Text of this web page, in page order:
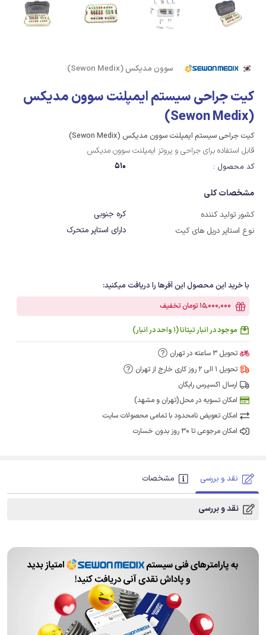
سوون مدیکس (Sewon Medix)
کیت جراحی سیستم ایمپلنت سوون مدیکس
(Sewon Medix)
کیت جراحی سیستم ایمپلنت سوون مدیکس (Sewon Medix)
قابل استفاده برای جراحی و پروتز ایمپلنت سوون مدیکس
کد محصول :
510
مشخصات کلی
کشور تولید کننده
کره جنوبی
نوع استاپر دریل های کیت
دارای استاپر متحرک
با خرید این محصول این آفرها را دریافت میکنید:
15,000,000 تومان تخفیف
موجود در انبار تیتانا (1 واحد در انبار)
تحویل 3 ساعته در تهران
تحویل 1 الی 2 روز کاری خارج از تهران
ارسال اکسپرس رایگان
امکان تسویه در محل(تهران و مشهد)
امکان تعویض نامحدود با تمامی محصولات سایت
امکان مرجوعی تا 30 روز بدون خسارت
نقد و بررسی مشخصات
نقد و بررسی